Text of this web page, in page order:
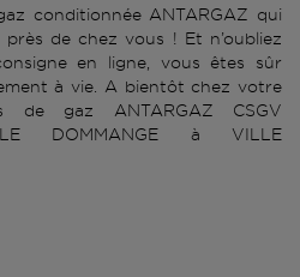
conditionnée ANTARGAZ qui
de chez vous ! Et n’oubliez
en ligne, vous êtes sûr
à vie. A bientôt chez votre
de gaz ANTARGAZ CSGV
DOMMANGE à VILLE